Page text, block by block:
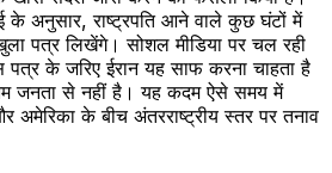
के अनुसार, राष्ट्रपति आने वाले कुछ घंटों में
पत्र लिखेंगे। सोशल मीडिया पर चल रही
पत्र के जरिए ईरान यह साफ करना चाहता है
जनता से नहीं है। यह कदम ऐसे समय में
अमेरिका के बीच अंतरराष्ट्रीय स्तर पर तनाव